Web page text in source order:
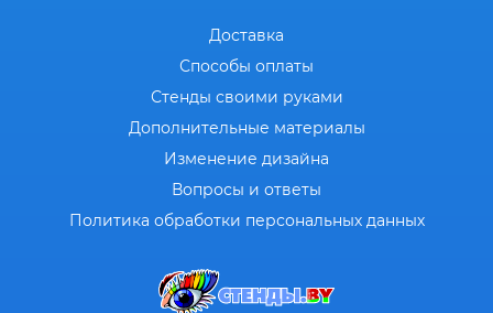
Доставка
Способы оплаты
Стенды своими руками
Дополнительные материалы
Изменение дизайна
Вопросы и ответы
Политика обработки персональных данных